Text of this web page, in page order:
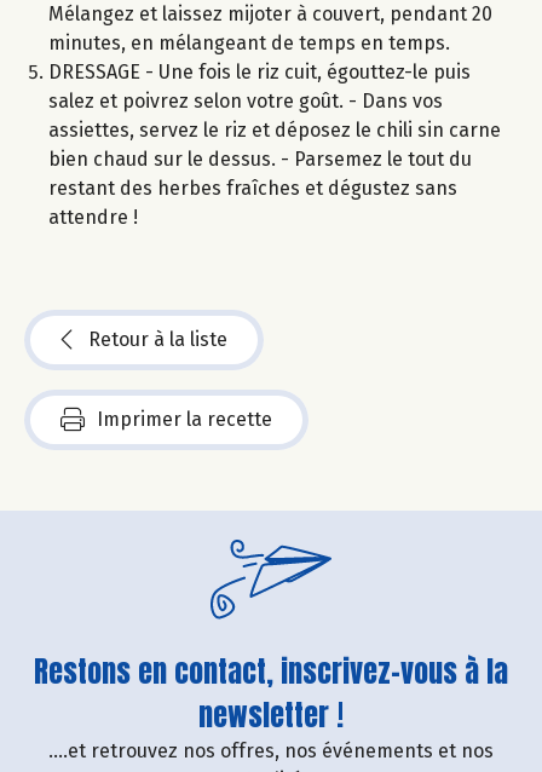
Mélangez et laissez mijoter à couvert, pendant 20
minutes, en mélangeant de temps en temps.
DRESSAGE - Une fois le riz cuit, égouttez-le puis
salez et poivrez selon votre goût. - Dans vos
assiettes, servez le riz et déposez le chili sin carne
bien chaud sur le dessus. - Parsemez le tout du
restant des herbes fraîches et dégustez sans
attendre !
Retour à la liste
Imprimer la recette
Restons en contact, inscrivez-vous à la
newsletter !
....et retrouvez nos offres, nos événements et nos